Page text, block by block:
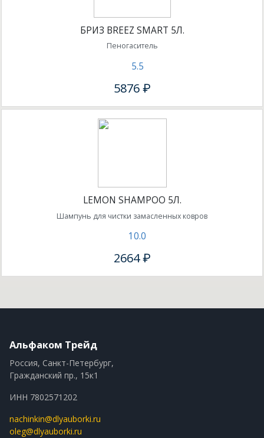
БРИЗ BREEZ SMART 5Л.
Пеногаситель
5.5
5876 ₽
LEMON SHAMPOO 5Л.
Шампунь для чистки замасленных ковров
10.0
2664 ₽
Альфаком Трейд
Россия, Санкт-Петербург,
Гражданский пр., 15к1
ИНН 7802571202
nachinkin@dlyauborki.ru
oleg@dlyauborki.ru